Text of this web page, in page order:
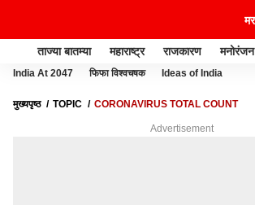
ताज्या बातम्या महाराष्ट्र राजकारण मनोरंजन
India At 2047 फिफा विश्वचषक Ideas of India
मुख्यपृष्ठ TOPIC CORONAVIRUS TOTAL COUNT
Advertisement